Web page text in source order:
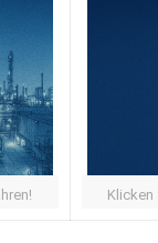
Klicken